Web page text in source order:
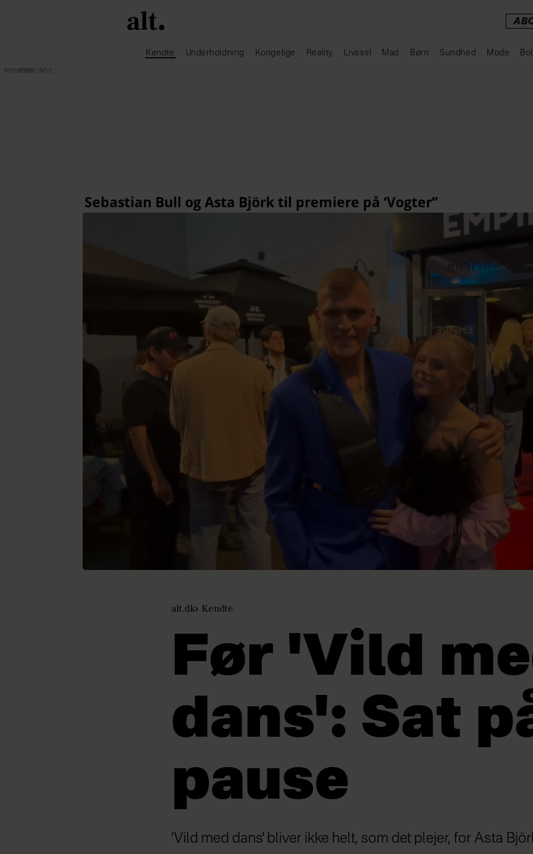
Kendte Underholdning Kongelige Reality Livsstil Mad Børn Sundhed Mode
alt.dk Kendte
Før 'Vild
dans': Sat
pause
'Vild med dans' bliver ikke helt, som det plejer, for Asta
Annonce